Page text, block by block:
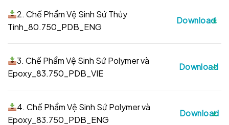
2. Chế Phẩm Vệ Sinh Sứ Thủy
Tinh_80.750_PDB_ENG
Download
3. Chế Phẩm Vệ Sinh Sứ Polymer và
Epoxy_83.750_PDB_VIE
Download
4. Chế Phẩm Vệ Sinh Sứ Polymer và
Epoxy_83.750_PDB_ENG
Download